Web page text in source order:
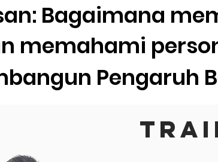
Bagaimana
memahami
Pengaruh